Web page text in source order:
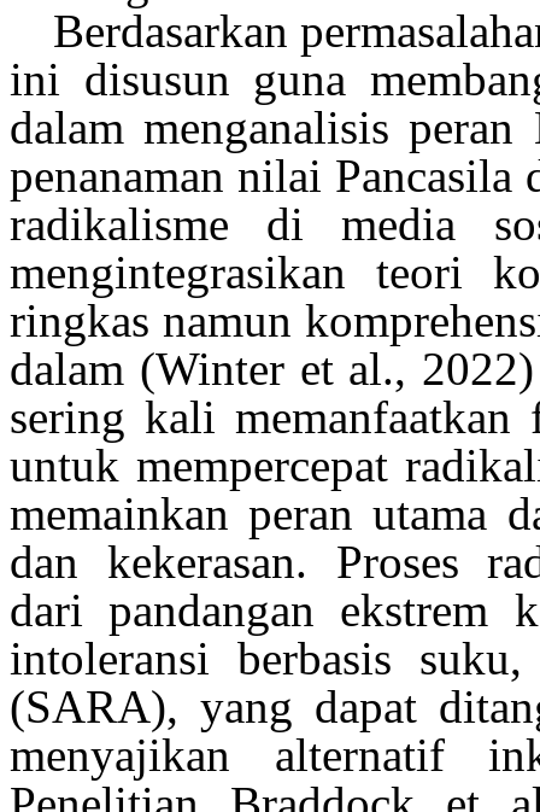
Berdasarkan
ini disusun guna
dalam menganalisis peran
penanaman nilai Pancasila
radikalisme di media
mengintegrasikan
teori
ringkas namun
dalam (Winter et al., 2022)
sering kali memanfaatkan
untuk mempercepat
memainkan peran utama
dan kekerasan. Proses
dari pandangan ekstrem
intoleransi berbasis suku,
(SARA), yang dapat
menyajikan
alternatif